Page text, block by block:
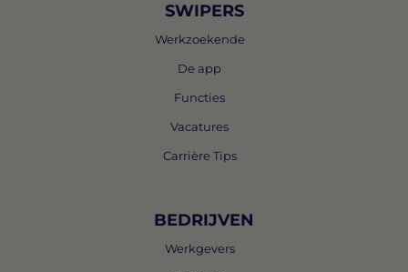
SWIPERS
Werkzoekende
De app
Functies
Vacatures
Carrière Tips
BEDRIJVEN
Werkgevers